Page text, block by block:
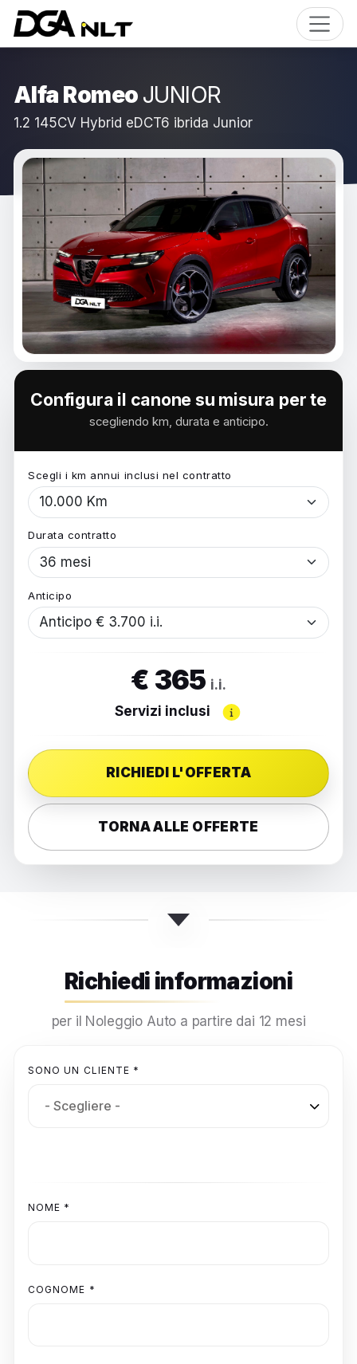
Alfa Romeo JUNIOR
1.2 145CV Hybrid eDCT6 ibrida Junior
Configura il canone su misura per te
scegliendo km, durata e anticipo.
Scegli i km annui inclusi nel contratto
Durata contratto
Anticipo
€ 365 i.i.
Servizi inclusi
RICHIEDI L'OFFERTA
TORNA ALLE OFFERTE
Richiedi informazioni
per il Noleggio Auto a partire dai 12 mesi
SONO UN CLIENTE *
NOME *
COGNOME *